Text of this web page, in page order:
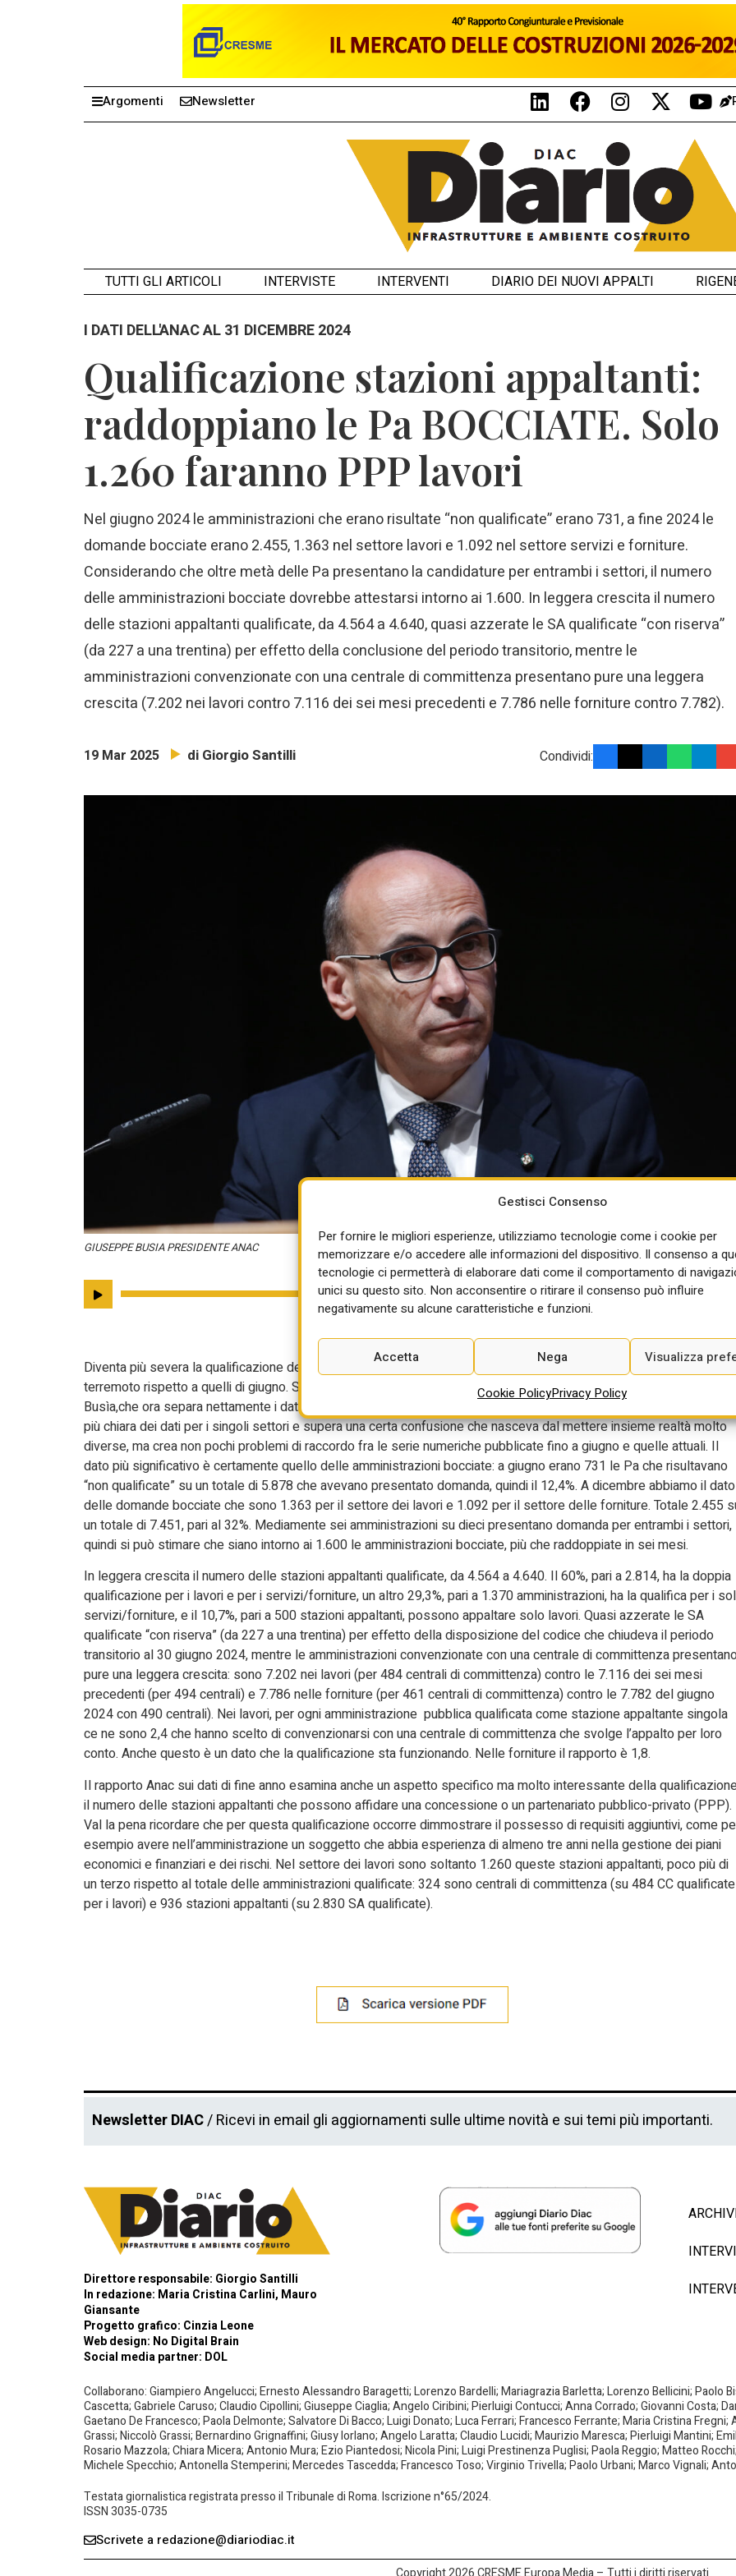
Gestisci Consenso
Per fornire le migliori esperienze, utilizziamo tecnologie come i cookie per
memorizzare e/o accedere alle informazioni del dispositivo. Il consenso a
tecnologie ci permetterà di elaborare dati come il comportamento di
unici su questo sito. Non acconsentire o ritirare il consenso può influire
negativamente su alcune caratteristiche e funzioni.
Accetta Nega Visualizza
Cookie PolicyPrivacy Policy
Argomenti Newsletter
TUTTI GLI ARTICOLI INTERVISTE INTERVENTI DIARIO DEI NUOVI APPALTI
I DATI DELL'ANAC AL 31 DICEMBRE 2024
Qualificazione stazioni appaltanti:
raddoppiano le Pa BOCCIATE. Solo
1.260 faranno PPP lavori
Nel giugno 2024 le amministrazioni che erano risultate “non qualificate” erano 731, a fine 2024 le
domande bocciate erano 2.455, 1.363 nel settore lavori e 1.092 nel settore servizi e forniture.
Considerando che oltre metà delle Pa presentano la candidature per entrambi i settori, il numero
delle amministrazioni bocciate dovrebbe attestarsi intorno ai 1.600. In leggera crescita il numero
delle stazioni appaltanti qualificate, da 4.564 a 4.640, quasi azzerate le SA qualificate “con riserva”
(da 227 a una trentina) per effetto della conclusione del periodo transitorio, mentre le
amministrazioni convenzionate con una centrale di committenza presentano pure una leggera
crescita (7.202 nei lavori contro 7.116 dei sei mesi precedenti e 7.786 nelle forniture contro 7.782).
19 Mar 2025 di Giorgio Santilli Condividi:
GIUSEPPE BUSIA PRESIDENTE ANAC
Diventa più severa la qualificazione delle stazioni appaltanti. I dati al 31 dicembre 2024 evidenziano un mezzo
terremoto rispetto a quelli di giugno. Si evince dal Rapporto Anac, l’Autorità anticorruzione guidata da Giuseppe
Busìa,che ora separa nettamente i dati dei lavori da quelli dei servizi/forrniture. Questa novità consente una lettura
più chiara dei dati per i singoli settori e supera una certa confusione che nasceva dal mettere insieme realtà molto
diverse, ma crea non pochi problemi di raccordo fra le serie numeriche pubblicate fino a giugno e quelle attuali. Il
dato più significativo è certamente quello delle amministrazioni bocciate: a giugno erano 731 le Pa che risultavano
“non qualificate” su un totale di 5.878 che avevano presentato domanda, quindi il 12,4%. A dicembre abbiamo il dato
delle domande bocciate che sono 1.363 per il settore dei lavori e 1.092 per il settore delle forniture. Totale 2.455
un totale di 7.451, pari al 32%. Mediamente sei amministrazioni su dieci presentano domanda per entrambi i settori,
quindi si può stimare che siano intorno ai 1.600 le amministrazioni bocciate, più che raddoppiate in sei mesi.
In leggera crescita il numero delle stazioni appaltanti qualificate, da 4.564 a 4.640. Il 60%, pari a 2.814, ha la doppia
qualificazione per i lavori e per i servizi/forniture, un altro 29,3%, pari a 1.370 amministrazioni, ha la qualifica per i
servizi/forniture, e il 10,7%, pari a 500 stazioni appaltanti, possono appaltare solo lavori. Quasi azzerate le SA
qualificate “con riserva” (da 227 a una trentina) per effetto della disposizione del codice che chiudeva il periodo
transitorio al 30 giugno 2024, mentre le amministrazioni convenzionate con una centrale di committenza
pure una leggera crescita: sono 7.202 nei lavori (per 484 centrali di committenza) contro le 7.116 dei sei mesi
precedenti (per 494 centrali) e 7.786 nelle forniture (per 461 centrali di committenza) contro le 7.782 del giugno
2024 con 490 centrali). Nei lavori, per ogni amministrazione pubblica qualificata come stazione appaltante singola
ce ne sono 2,4 che hanno scelto di convenzionarsi con una centrale di committenza che svolge l’appalto per loro
conto. Anche questo è un dato che la qualificazione sta funzionando. Nelle forniture il rapporto è 1,8.
Il rapporto Anac sui dati di fine anno esamina anche un aspetto specifico ma molto interessante della
il numero delle stazioni appaltanti che possono affidare una concessione o un partenariato pubblico-privato (PPP).
Val la pena ricordare che per questa qualificazione occorre dimmostrare il possesso di requisiti aggiuntivi, come
esempio avere nell’amministrazione un soggetto che abbia esperienza di almeno tre anni nella gestione dei piani
economici e finanziari e dei rischi. Nel settore dei lavori sono soltanto 1.260 queste stazioni appaltanti, poco più di
un terzo rispetto al totale delle amministrazioni qualificate: 324 sono centrali di committenza (su 484 CC qualificate
per i lavori) e 936 stazioni appaltanti (su 2.830 SA qualificate).
Newsletter DIAC/ Ricevi in email gli aggiornamenti sulle ultime novità e sui temi più importanti.
Direttore responsabile: Giorgio Santilli
In redazione: Maria Cristina Carlini, Mauro
Giansante
Progetto grafico: Cinzia Leone
Web design: No Digital Brain
Social media partner: DOL
Collaborano: Giampiero Angelucci; Ernesto Alessandro Baragetti; Lorenzo Bardelli; Mariagrazia Barletta; Lorenzo Bellicini; Paolo
Cascetta; Gabriele Caruso; Claudio Cipollini; Giuseppe Ciaglia; Angelo Ciribini; Pierluigi Contucci; Anna Corrado; Giovanni Costa;
Gaetano De Francesco; Paola Delmonte; Salvatore Di Bacco; Luigi Donato; Luca Ferrari; Francesco Ferrante; Maria Cristina
Grassi; Niccolò Grassi; Bernardino Grignaffini; Giusy Iorlano; Angelo Laratta; Claudio Lucidi; Maurizio Maresca; Pierluigi Mantini;
Rosario Mazzola; Chiara Micera; Antonio Mura; Ezio Piantedosi; Nicola Pini; Luigi Prestinenza Puglisi; Paola Reggio; Matteo
Michele Specchio; Antonella Stemperini; Mercedes Tascedda; Francesco Toso; Virginio Trivella; Paolo Urbani; Marco Vignali;
Testata giornalistica registrata presso il Tribunale di Roma. Iscrizione n°65/2024.
ISSN 3035-0735
Scrivete a redazione@diariodiac.it